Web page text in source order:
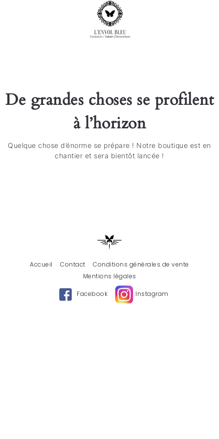
De grandes choses se profilent
à l’horizon
Quelque chose d’énorme se prépare ! Notre boutique est en
chantier et sera bientôt lancée !
Accueil Contact
Conditions générales de vente
Mentions légales
Facebook Instagram